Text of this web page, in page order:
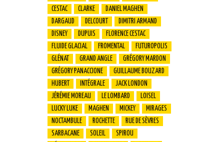
CESTAC
CLARKE
DANIEL MAGHEN
DARGAUD
DELCOURT
DIMITRI ARMAND
DISNEY
DUPUIS
FLORENCE CESTAC
FLUIDE GLACIAL
FROMENTAL
FUTUROPOLIS
GLÉNAT
GRAND ANGLE
GRÉGORY MARDON
GRÉGORY PANACCIONE
GUILLAUME BOUZARD
HUBERT
INTÉGRALE
JACK LONDON
JÉRÉMIE MOREAU
LE LOMBARD
LOISEL
LUCKY LUKE
MAGHEN MICKEY
MIRAGES
NOCTAMBULE
ROCHETTE
RUE DE SÈVRES
SARBACANE
SOLEIL
SPIROU